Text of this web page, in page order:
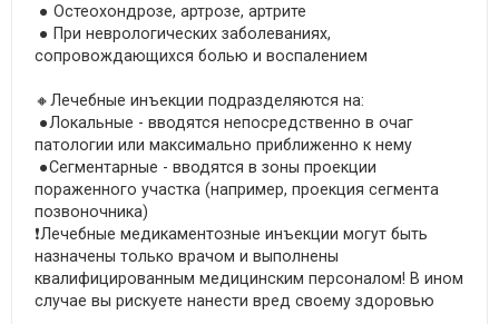
● Остеохондрозе, артрозе, артрите
● При неврологических заболеваниях,
сопровождающихся болью и воспалением
🔸Лечебные инъекции подразделяются на:
●Локальные - вводятся непосредственно в очаг
патологии или максимально приближенно к нему
●Cегментарные - вводятся в зоны проекции
пораженного участка (например, проекция сегмента
позвоночника)
❗️Лечебные медикаментозные инъекции могут быть
назначены только врачом и выполнены
квалифицированным медицинским персоналом! В ином
случае вы рискуете нанести вред своему здоровью